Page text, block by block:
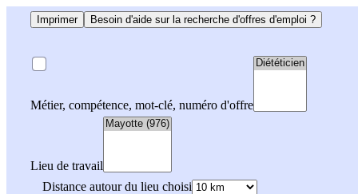
Imprimer Besoin d'aide sur la recherche d'offres d'emploi ?
Métier, compétence, mot-clé, numéro d'offre
Lieu de travail
Distance autour du lieu choisi